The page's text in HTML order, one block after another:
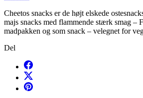
Cheetos snacks er de højt elskede
majs snacks med flammende stærk smag –
madpakken og som snack – velegnet for
Del